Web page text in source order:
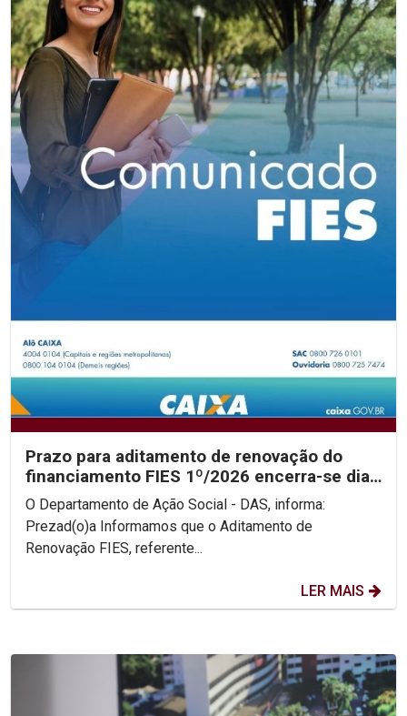
Prazo para aditamento de renovação do
financiamento FIES 1º/2026 encerra-se dia
31/05
O Departamento de Ação Social - DAS, informa:
Prezad(o)a Informamos que o Aditamento de
Renovação FIES, referente...
LER MAIS